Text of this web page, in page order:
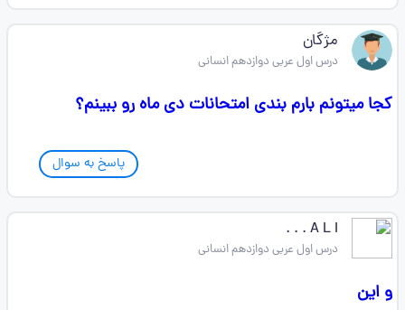
مژگان
درس اول عربی دوازدهم انسانی
کجا میتونم بارم بندی امتحانات دی ماه رو ببینم؟
پاسخ به سوال
A L I . . .
درس اول عربی دوازدهم انسانی
و این ‌ ‌ ‌ ‌ ‌ ‌ ‌ ‌